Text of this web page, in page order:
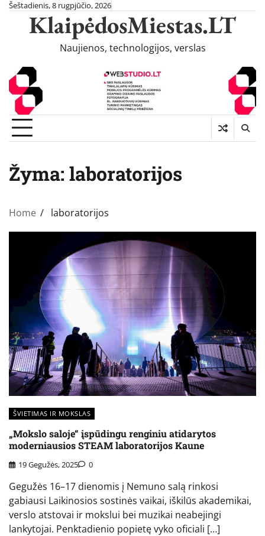
Skip
content
Šeštadienis, 8 rugpjūčio, 2026
KlaipėdosMiestas.LT
Naujienos, technologijos, verslas
Žyma: laboratorijos
Home laboratorijos
ŠVIETIMAS IR MOKSLAS
„Mokslo saloje“ įspūdingu renginiu atidarytos
moderniausios STEAM laboratorijos Kaune
19 Gegužės, 2025 0
Gegužės 16–17 dienomis į Nemuno salą rinkosi
gabiausi Laikinosios sostinės vaikai, iškilūs akademikai,
verslo atstovai ir mokslui bei muzikai neabejingi
lankytojai. Penktadienio popietę vyko oficiali […]